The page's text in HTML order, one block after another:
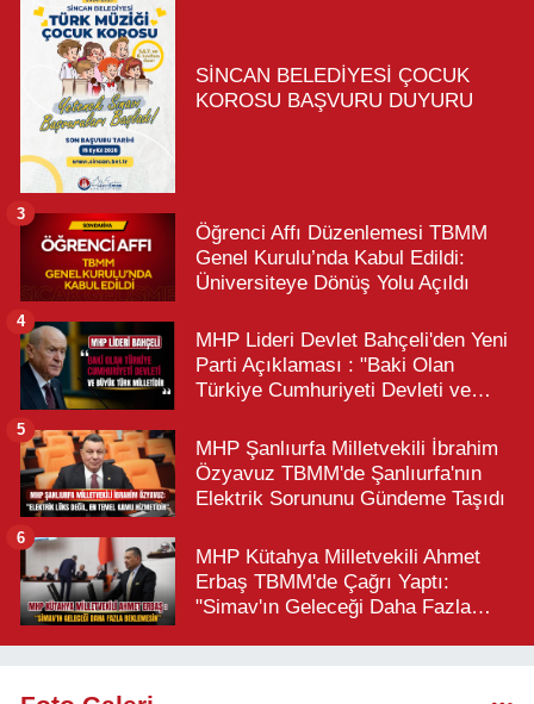
SİNCAN BELEDİYESİ ÇOCUK
KOROSU BAŞVURU DUYURU
Öğrenci Affı Düzenlemesi TBMM
Genel Kurulu’nda Kabul Edildi:
Üniversiteye Dönüş Yolu Açıldı
3
MHP Lideri Devlet Bahçeli'den Yeni
Parti Açıklaması : "Baki Olan
Türkiye Cumhuriyeti Devleti ve
4
MHP Şanlıurfa Milletvekili İbrahim
Özyavuz TBMM'de Şanlıurfa'nın
Elektrik Sorununu Gündeme Taşıdı
5
MHP Kütahya Milletvekili Ahmet
Erbaş TBMM'de Çağrı Yaptı:
"Simav'ın Geleceği Daha Fazla
6